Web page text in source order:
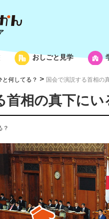
おしごと見学
と何してる？ > 国会で演説する首相の
首相の真下に
？